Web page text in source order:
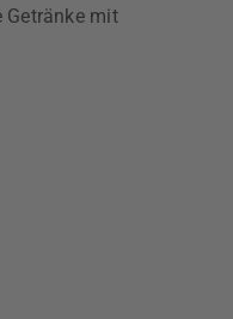
Getränke mit